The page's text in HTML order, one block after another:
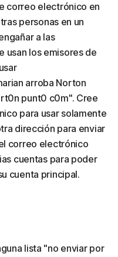
correo electrónico en
personas en un
a las
usan los emisores de
arroba Norton
punt0 c0m". Cree
para usar solamente
dirección para enviar
correo electrónico
cuentas para poder
cuenta principal.
lista "no enviar por